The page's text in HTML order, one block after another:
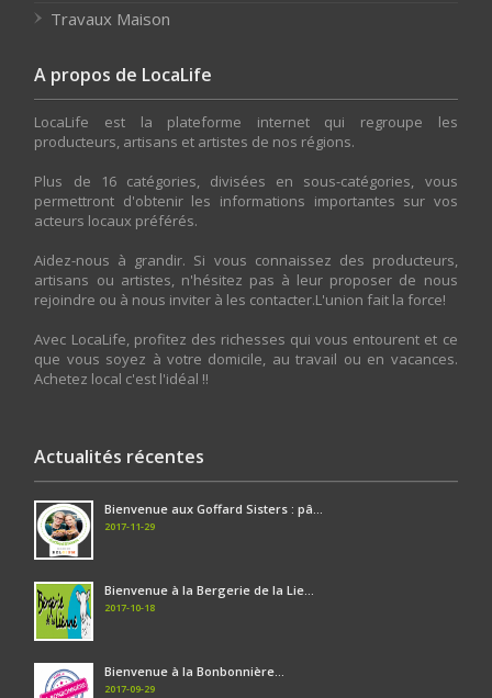
Travaux Maison
A propos de LocaLife
LocaLife est la plateforme internet qui regroupe les
producteurs, artisans et artistes de nos régions.
Plus de 16 catégories, divisées en sous-catégories, vous
permettront d'obtenir les informations importantes sur vos
acteurs locaux préférés.
Aidez-nous à grandir. Si vous connaissez des producteurs,
artisans ou artistes, n'hésitez pas à leur proposer de nous
rejoindre ou à nous inviter à les contacter.L'union fait la force!
Avec LocaLife, profitez des richesses qui vous entourent et ce
que vous soyez à votre domicile, au travail ou en vacances.
Achetez local c'est l'idéal !!
Actualités récentes
Bienvenue aux Goffard Sisters : pâ...
2017-11-29
Bienvenue à la Bergerie de la Lie...
2017-10-18
Bienvenue à la Bonbonnière...
2017-09-29